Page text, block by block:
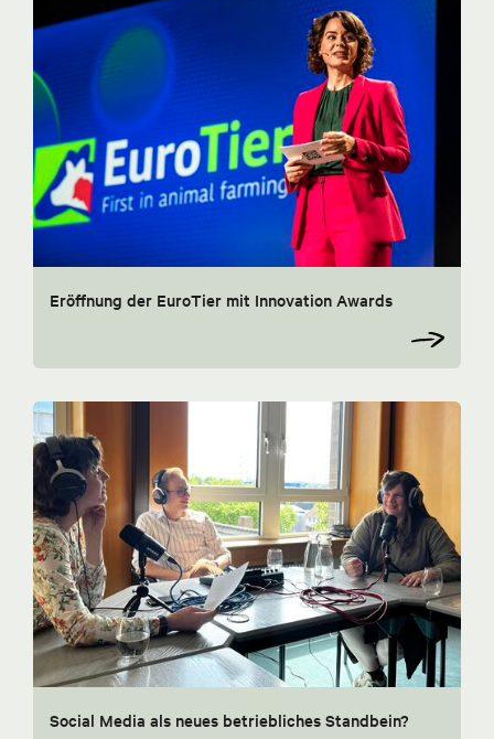
Eröffnung der EuroTier mit Innovation Awards
Social Media als neues betriebliches Standbein?